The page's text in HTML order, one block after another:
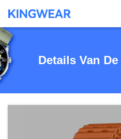
Details Van